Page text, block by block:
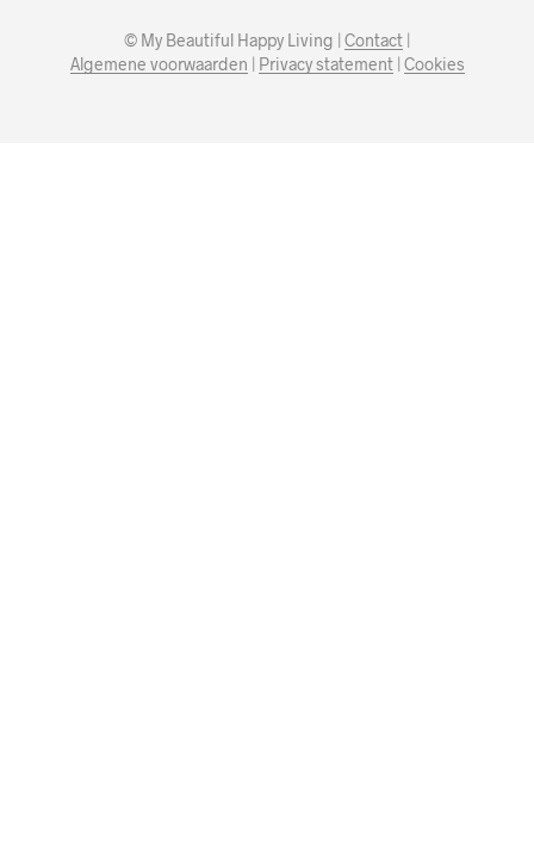
© My Beautiful Happy Living | Contact |
Algemene voorwaarden | Privacy statement| Cookies